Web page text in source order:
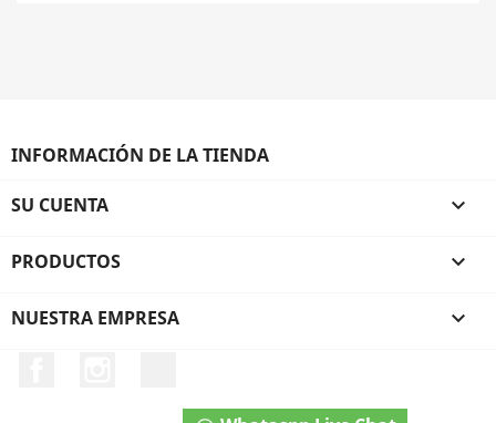
INFORMACIÓN DE LA TIENDA
SU CUENTA 
PRODUCTOS 
NUESTRA EMPRESA 